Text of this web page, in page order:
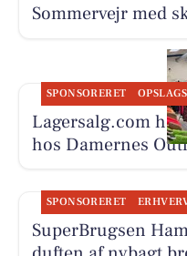
Sommervejr med
SPONSORERET
Lagersalg.com
hos Damernes
SPONSORERET
SuperBrugsen